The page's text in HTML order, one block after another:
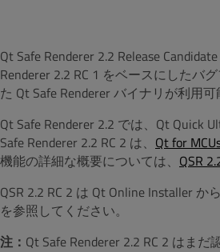
Qt Safe Renderer 2.2 Release
Renderer 2.2 RC 1 をベースにしたバ
た Qt Safe Renderer バイナリが利用可
Qt Safe Renderer 2.2 では、Qt Quick
Safe Renderer 2.2 RC 2 は、 Qt for
機能の詳細な概要については、 QSR
QSR 2.2 RC 2 は Qt Online Installer か
を参照してください。
注： Qt Safe Renderer 2.2 RC 2 はまだ